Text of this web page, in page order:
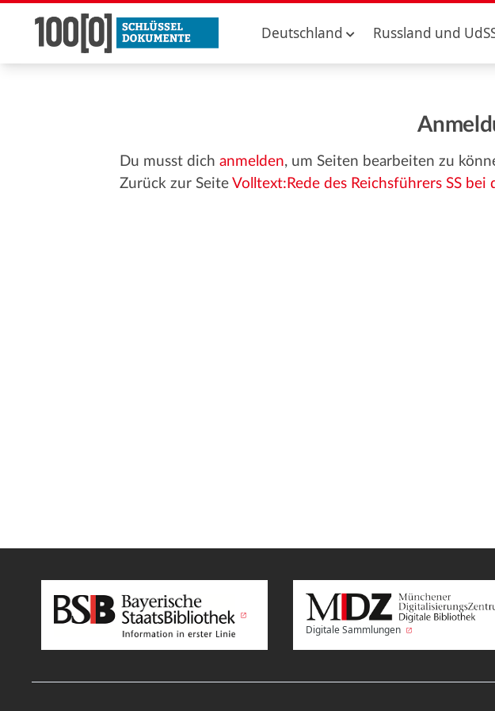
Deutschland Russland und
Du musst dich anmelden, um Seiten bearbeiten zu
Zurück zur Seite Volltext:Rede des Reichsführers SS
Digitale Sammlungen